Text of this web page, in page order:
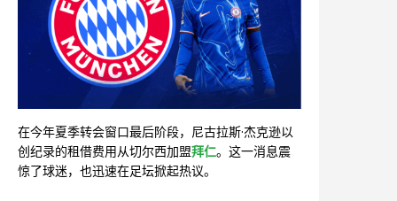
在今年夏季转会窗口最后阶段，尼古拉斯·杰克逊以
创纪录的租借费用从切尔西加盟拜仁。这一消息震
惊了球迷，也迅速在足坛掀起热议。